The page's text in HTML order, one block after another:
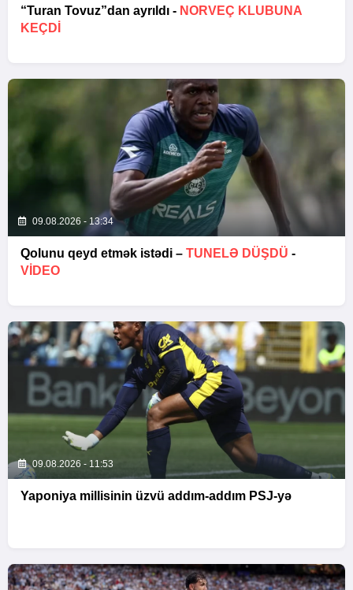
“Turan Tovuz”dan ayrıldı - NORVEÇ KLUBUNA
KEÇDİ
09.08.2026 - 13:34
Qolunu qeyd etmək istədi – TUNELƏ DÜŞDÜ -
VİDEO
09.08.2026 - 11:53
Yaponiya millisinin üzvü addım-addım PSJ-yə